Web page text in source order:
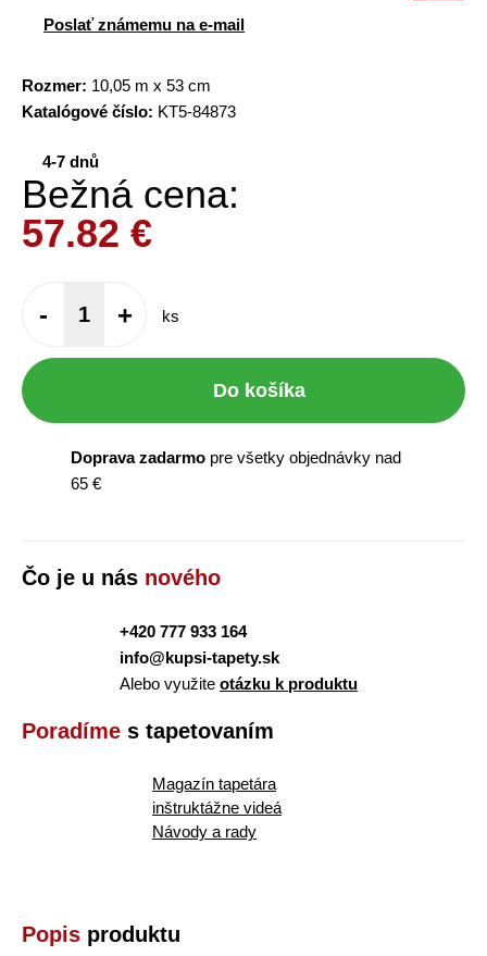
Poslať známemu na e-mail
Rozmer: 10,05 m x 53 cm
Katalógové číslo: KT5-84873
4-7 dnů
Bežná cena:
57.82 €
- + ks
Do košíka
Doprava zadarmo pre všetky objednávky nad
65 €
Čo je u nás nového
+420 777 933 164
info@kupsi-tapety.sk
Alebo využite otázku k produktu
Poradíme s tapetovaním
Magazín tapetára
inštruktážne videá
Návody a rady
Popis produktu